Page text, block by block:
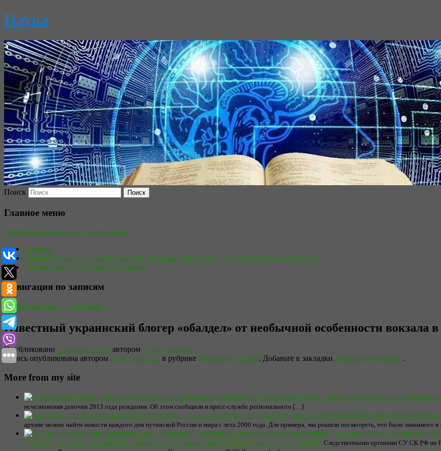
Наука
Поиск
Главное меню
Перейти к основному содержимому
Главная
Yomiuri: страны G7 намерены принять план действий по искусственному интеллекту
Как быстро уснуть при бессоннице
Навигация по записям
←Предыдущая Следующая →
Известный украинский блогер «обалдел» от необычной особенности
Опубликовано 28 апреля, 2026 автором Олег Давыдов
Запись опубликована автором Олег Давыдов в рубрике Интернет и СМИ. Добавьте в закладки постоянную ссылку.
More from my site
В Тверской области завели дело после
исчезновения девочки 2013 года рождения. Об этом сообщили в пресс-службе регионального […]
Какой была новостная картина
архиве можно найти новости каждого дня путинской России и мира с лета 2000 года. Для примера, мы решили посмотреть, что было значимого
уголовного дела в отношении бывшего и.о. начальника исправительного учреждения Следственными органами СУ СК РФ по